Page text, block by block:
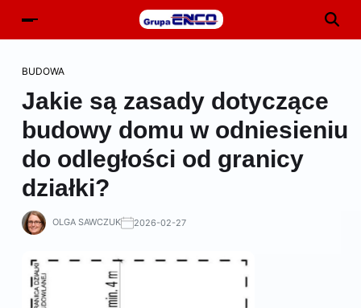
BUDOWA
Jakie są zasady dotyczące
budowy domu w odniesieniu
do odległości od granicy
działki?
OLGA SAWCZUK 2026-02-27